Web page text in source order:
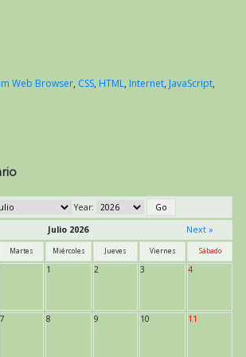
Web Browser, CSS, HTML, Internet, JavaScript,
Year:
Julio 2026 Next »
Martes Miércoles Jueves Viernes Sábado
1 2 3 4
7 8 9 10 11